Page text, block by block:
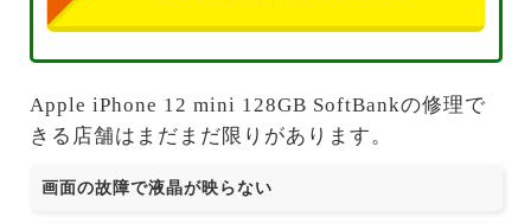
Apple iPhone 12 mini 128GB SoftBankの修理で
きる店舗はまだまだ限りがあります。
画面の故障で液晶が映らない